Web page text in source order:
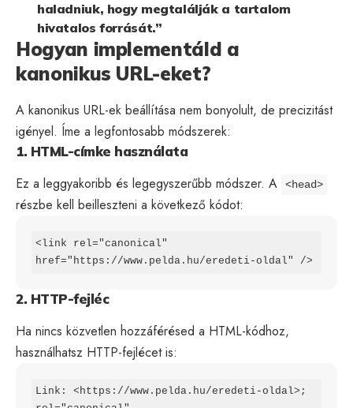
haladniuk, hogy megtalálják a tartalom
hivatalos forrását.”
Hogyan implementáld a
kanonikus URL-eket?
A kanonikus URL-ek beállítása nem bonyolult, de precizitást
igényel. Íme a legfontosabb módszerek:
1. HTML-címke használata
Ez a leggyakoribb és legegyszerűbb módszer. A <head>
részbe kell beilleszteni a következő kódot:
<link rel="canonical"
href="https://www.pelda.hu/eredeti-oldal" />
2. HTTP-fejléc
Ha nincs közvetlen hozzáférésed a HTML-kódhoz,
használhatsz HTTP-fejlécet is:
Link: <https://www.pelda.hu/eredeti-oldal>;